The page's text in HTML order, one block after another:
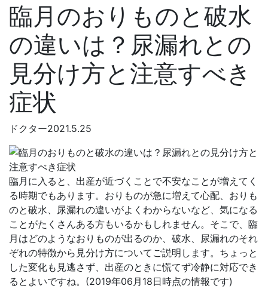
臨月のおりものと破水
の違いは？尿漏れとの
見分け方と注意すべき
症状
ドクター2021.5.25
臨月に入ると、出産が近づくことで不安なことが増えてく
る時期でもあります。おりものが急に増えて心配、おりも
のと破水、尿漏れの違いがよくわからないなど、気になる
ことがたくさんある方もいるかもしれません。そこで、臨
月はどのようなおりものが出るのか、破水、尿漏れのそれ
ぞれの特徴から見分け方についてご説明します。ちょっと
した変化も見逃さず、出産のときに慌てず冷静に対応でき
るとよいですね。(2019年06月18日時点の情報です)